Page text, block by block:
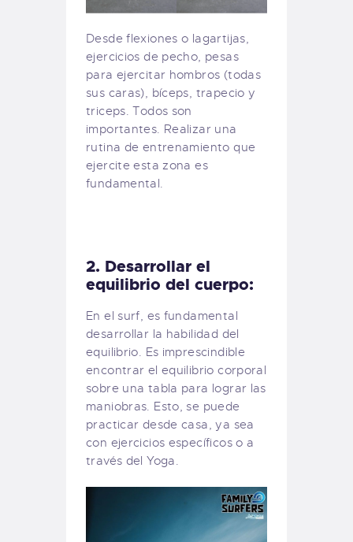
Desde flexiones o lagartijas,
ejercicios de pecho, pesas
para ejercitar hombros (todas
sus caras), bíceps, trapecio y
triceps. Todos son
importantes. Realizar una
rutina de entrenamiento que
ejercite esta zona es
fundamental.
2. Desarrollar el
equilibrio del cuerpo:
En el surf, es fundamental
desarrollar la habilidad del
equilibrio. Es imprescindible
encontrar el equilibrio corporal
sobre una tabla para lograr las
maniobras. Esto, se puede
practicar desde casa, ya sea
con ejercicios específicos o a
través del Yoga.